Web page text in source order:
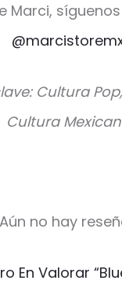
Marci,
Cultura
Cultura
Aún no hay
En Valorar